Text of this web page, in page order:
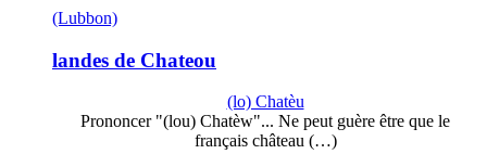
(Lubbon)
landes de Chateou
(lo) Chatèu
Prononcer "(lou) Chatèw"... Ne peut guère être que le
français château (…)